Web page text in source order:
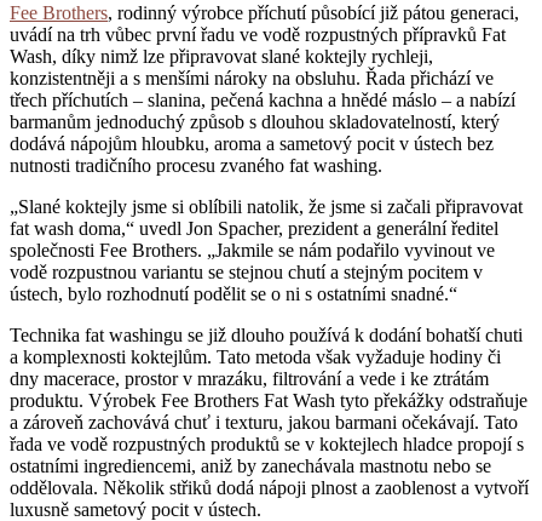
Fee Brothers, rodinný výrobce příchutí působící již pátou generaci,
uvádí na trh vůbec první řadu ve vodě rozpustných přípravků Fat
Wash, díky nimž lze připravovat slané koktejly rychleji,
konzistentněji a s menšími nároky na obsluhu. Řada přichází ve
třech příchutích – slanina, pečená kachna a hnědé máslo – a nabízí
barmanům jednoduchý způsob s dlouhou skladovatelností, který
dodává nápojům hloubku, aroma a sametový pocit v ústech bez
nutnosti tradičního procesu zvaného fat washing.
„Slané koktejly jsme si oblíbili natolik, že jsme si začali připravovat
fat wash doma,“ uvedl Jon Spacher, prezident a generální ředitel
společnosti Fee Brothers. „Jakmile se nám podařilo vyvinout ve
vodě rozpustnou variantu se stejnou chutí a stejným pocitem v
ústech, bylo rozhodnutí podělit se o ni s ostatními snadné.“
Technika fat washingu se již dlouho používá k dodání bohatší chuti
a komplexnosti koktejlům. Tato metoda však vyžaduje hodiny či
dny macerace, prostor v mrazáku, filtrování a vede i ke ztrátám
produktu. Výrobek Fee Brothers Fat Wash tyto překážky odstraňuje
a zároveň zachovává chuť i texturu, jakou barmani očekávají. Tato
řada ve vodě rozpustných produktů se v koktejlech hladce propojí s
ostatními ingrediencemi, aniž by zanechávala mastnotu nebo se
oddělovala. Několik střiků dodá nápoji plnost a zaoblenost a vytvoří
luxusně sametový pocit v ústech.